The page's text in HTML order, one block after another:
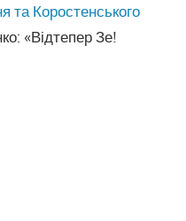
та Коростенського
«Відтепер Зе!